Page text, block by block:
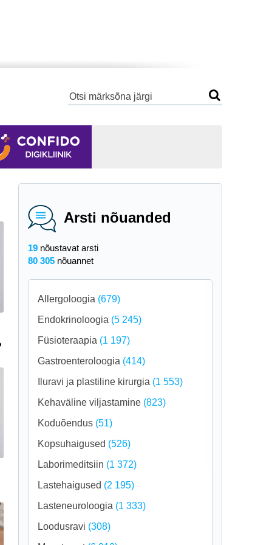
Arsti nõuanded
19 nõustavat arsti
80 305 nõuannet
Allergoloogia (679)
Endokrinoloogia (5 245)
Füsioteraapia (1 197)
Gastroenteroloogia (414)
Iluravi ja plastiline kirurgia (1 553)
Kehaväline viljastamine (823)
Koduõendus (51)
Kopsuhaigused (526)
Laborimeditsiin (1 372)
Lastehaigused (2 195)
Lasteneuroloogia (1 333)
Loodusravi (308)